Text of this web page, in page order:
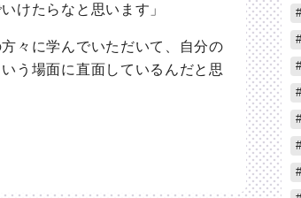
けたらなと思います」
々に学んでいただいて、自分の
う場面に直面しているんだと思